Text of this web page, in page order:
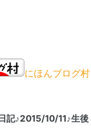
にほんブログ村
記♪2015/10/11♪生後